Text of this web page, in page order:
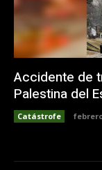
Accidente de
Palestina del
Catástrofe febrero